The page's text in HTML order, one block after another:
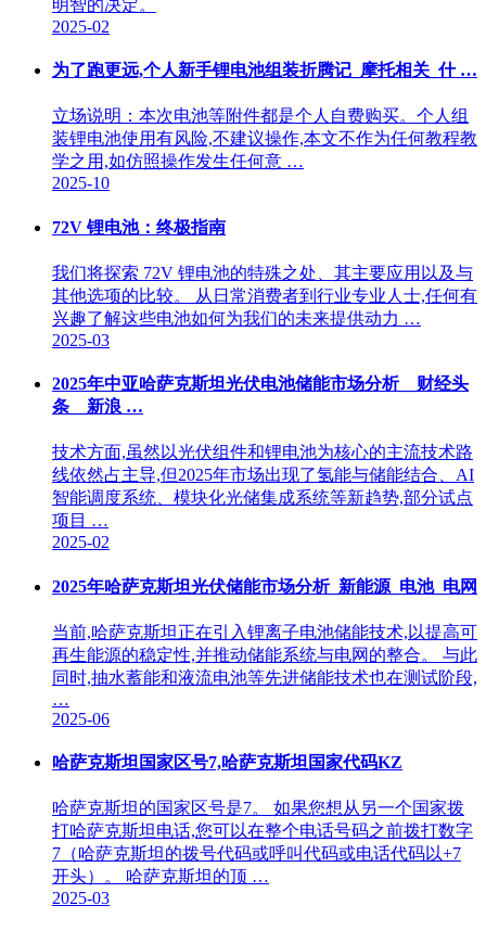
明智的决定。
2025-02
为了跑更远,个人新手锂电池组装折腾记_摩托相关_什 …
立场说明：本次电池等附件都是个人自费购买。个人组
装锂电池使用有风险,不建议操作,本文不作为任何教程教
学之用,如仿照操作发生任何意 …
2025-10
72V 锂电池：终极指南
我们将探索 72V 锂电池的特殊之处、其主要应用以及与
其他选项的比较。 从日常消费者到行业专业人士,任何有
兴趣了解这些电池如何为我们的未来提供动力 …
2025-03
2025年中亚哈萨克斯坦光伏电池储能市场分析__财经头
条__新浪 …
技术方面,虽然以光伏组件和锂电池为核心的主流技术路
线依然占主导,但2025年市场出现了氢能与储能结合、AI
智能调度系统、模块化光储集成系统等新趋势,部分试点
项目 …
2025-02
2025年哈萨克斯坦光伏储能市场分析_新能源_电池_电网
当前,哈萨克斯坦正在引入锂离子电池储能技术,以提高可
再生能源的稳定性,并推动储能系统与电网的整合。 与此
同时,抽水蓄能和液流电池等先进储能技术也在测试阶段,
…
2025-06
哈萨克斯坦国家区号7,哈萨克斯坦国家代码KZ
哈萨克斯坦的国家区号是7。 如果您想从另一个国家拨
打哈萨克斯坦电话,您可以在整个电话号码之前拨打数字
7（哈萨克斯坦的拨号代码或呼叫代码或电话代码以+7
开头）。 哈萨克斯坦的顶 …
2025-03